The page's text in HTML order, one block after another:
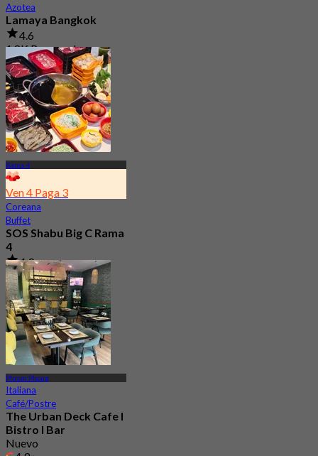
Azotea
Lamaya Bangkok
4.6
1.8K Reservado
Desde฿ 362.5
Rama 4
Ven 4 Paga 3
Coreana
Buffet
SOS Shabu Big C Rama
4
4.9
538 Reservado
Desde฿ 276.75
Phrom Phong
Italiana
Café/Postre
The Urban Deck Cafe I
Bistro I Bar
Nuevo